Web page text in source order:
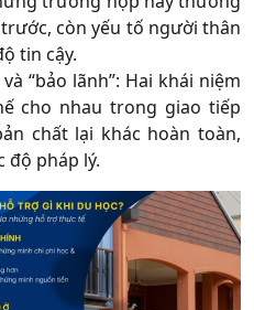
còn yếu tố người thân
tin cậy.
“bảo lãnh”: Hai khái niệm
cho nhau trong giao tiếp
chất lại khác hoàn toàn,
độ pháp lý.